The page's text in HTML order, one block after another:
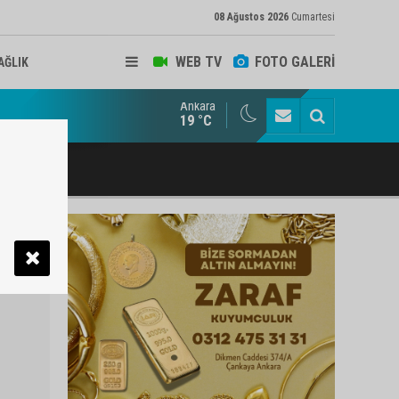
08 Ağustos 2026 Cumartesi
WEB TV FOTO GALERİ
ve Arabulucu Rüstem Yiğit Ahizer'e ziyaretçi akını
Ankara
19 °C